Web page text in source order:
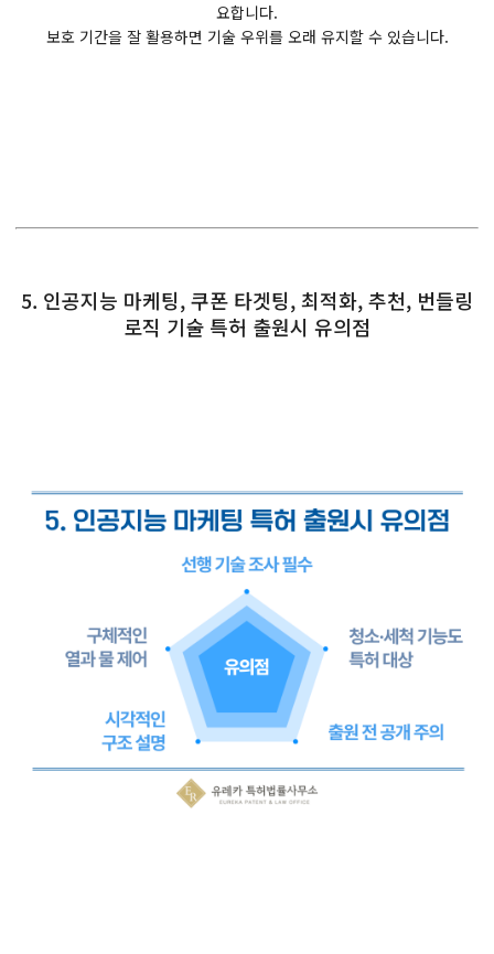
요합니다.
보호 기간을 잘 활용하면 기술 우위를 오래 유지할 수 있습니다.
5. 인공지능 마케팅, 쿠폰 타겟팅, 최적화, 추천, 번들링
로직 기술 특허 출원시 유의점